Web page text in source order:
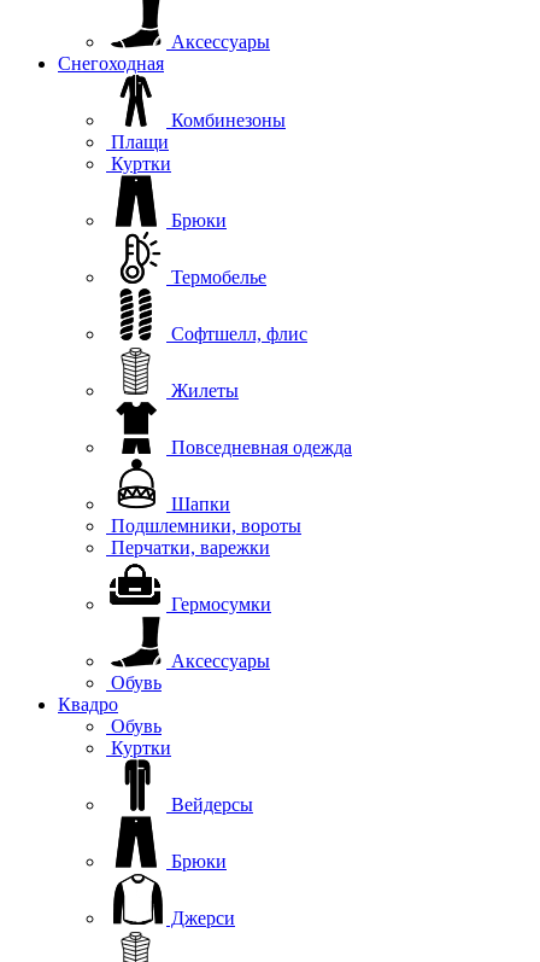
Аксессуары
Снегоходная
Комбинезоны
Плащи
Куртки
Брюки
Термобелье
Софтшелл, флис
Жилеты
Повседневная одежда
Шапки
Подшлемники, вороты
Перчатки, варежки
Гермосумки
Аксессуары
Обувь
Квадро
Обувь
Куртки
Вейдерсы
Брюки
Джерси